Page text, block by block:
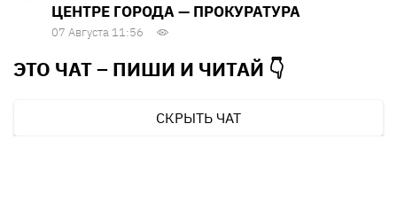
ЦЕНТРЕ ГОРОДА — ПРОКУРАТУРА
07 Августа 11:56
ЭТО ЧАТ – ПИШИ И ЧИТАЙ 👇
СКРЫТЬ ЧАТ